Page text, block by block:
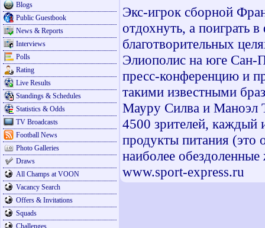
Blogs
Public Guestbook
News & Reports
Interviews
Polls
Rating
Live Results
Standings & Schedules
Statistics & Odds
TV Broadcasts
Football News
Photo Galleries
Draws
All Champs at VOON
Vacancy Search
Offers & Invitations
Squads
Challenges
Экс-игрок сборной
отдохнуть, а поиграть
благотворительных
Элиополис на юге Сан-
пресс-конференцию и
такими известными
Мауру Силва и Маноэл
4500 зрителей, каждый
продукты питания (это
наиболее
www.sport-express.ru